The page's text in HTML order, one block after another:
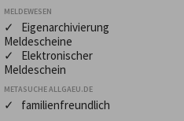
MELDEWESEN
✓ Eigenarchivierung
Meldescheine
✓ Elektronischer
Meldeschein
METASUCHE ALLGAEU.DE
✓ familienfreundlich